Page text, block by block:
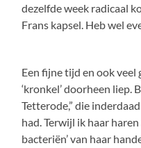
dezelfde week radicaal
Frans kapsel. Heb wel
Een fijne tijd en ook veel
‘kronkel’ doorheen liep.
Tetterode,” die
had. Terwijl ik haar
bacteriën’ van haar